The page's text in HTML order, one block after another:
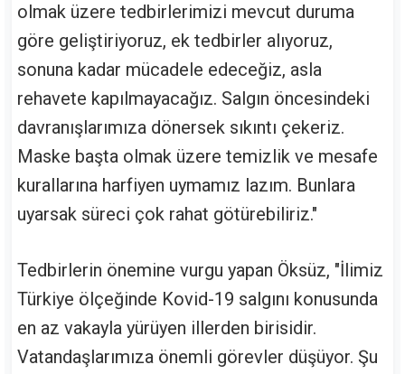
olmak üzere tedbirlerimizi mevcut duruma
göre geliştiriyoruz, ek tedbirler alıyoruz,
sonuna kadar mücadele edeceğiz, asla
rehavete kapılmayacağız. Salgın öncesindeki
davranışlarımıza dönersek sıkıntı çekeriz.
Maske başta olmak üzere temizlik ve mesafe
kurallarına harfiyen uymamız lazım. Bunlara
uyarsak süreci çok rahat götürebiliriz."
Tedbirlerin önemine vurgu yapan Öksüz, "İlimiz
Türkiye ölçeğinde Kovid-19 salgını konusunda
en az vakayla yürüyen illerden birisidir.
Vatandaşlarımıza önemli görevler düşüyor. Şu